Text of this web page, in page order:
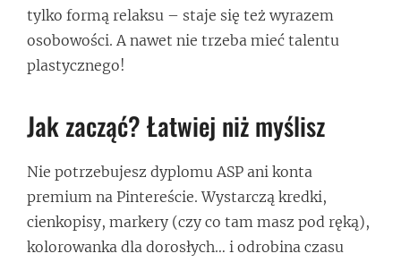
tylko formą relaksu – staje się też wyrazem
osobowości. A nawet nie trzeba mieć talentu
plastycznego!
Jak zacząć? Łatwiej niż myślisz
Nie potrzebujesz dyplomu ASP ani konta
premium na Pintereście. Wystarczą kredki,
cienkopisy, markery (czy co tam masz pod ręką),
kolorowanka dla dorosłych… i odrobina czasu